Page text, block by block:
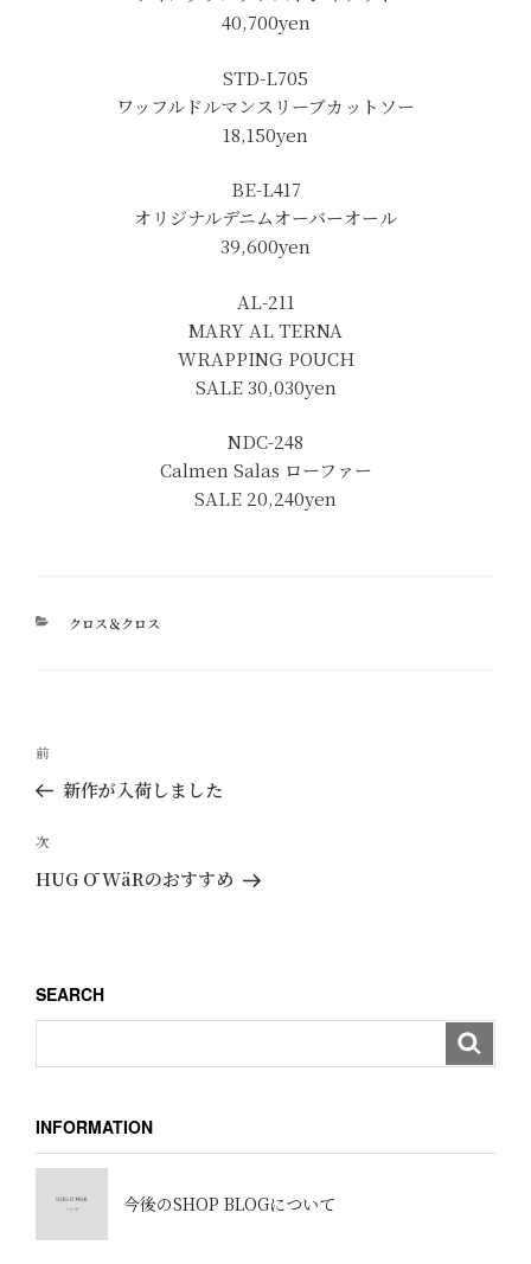
40,700yen
STD-L705
ワッフルドルマンスリーブカットソー
18,150yen
BE-L417
オリジナルデニムオーバーオール
39,600yen
AL-211
MARY AL TERNA
WRAPPING POUCH
SALE 30,030yen
NDC-248
Calmen Salas ローファー
SALE 20,240yen
カ
クロス＆クロス
投
ナ
ビ
ゲ
ン
過
去
投
稿
前
新作が入荷しました
次
の
次
HUG Ō WäRのおすすめ
SEARCH
INFORMATION
今後のSHOP BLOGについて